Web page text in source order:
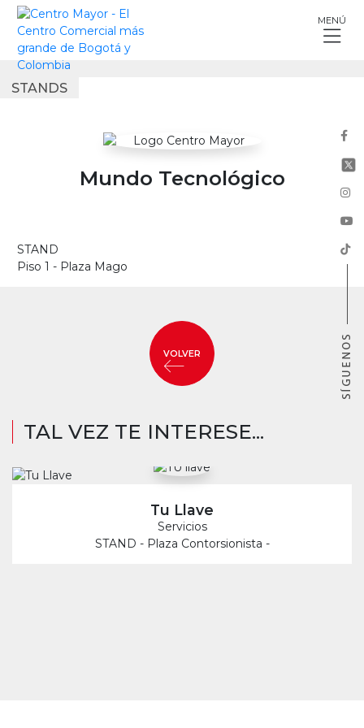
Skip
MENÚ
STAND
Piso 1 - Plaza Mago
STANDS
Mundo Tecnológico
VOLVER
TAL VEZ TE INTERESE...
Tu Llave
Servicios
STAND - Plaza Contorsionista -